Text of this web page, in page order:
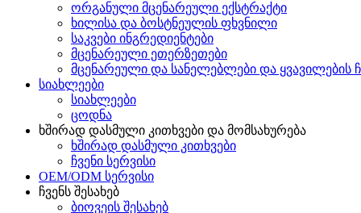
ორგანული მცენარეული ექსტრაქტი
ხილისა და ბოსტნეულის ფხვნილი
საკვები ინგრედიენტები
მცენარეული ეთერზეთები
მცენარეული და სანელებლები და ყვავილების
სიახლეები
სიახლეები
ცოდნა
ხშირად დასმული კითხვები და მომსახურება
ხშირად დასმული კითხვები
ჩვენი სერვისი
OEM/ODM სერვისი
ჩვენს შესახებ
ბიოვეის შესახებ